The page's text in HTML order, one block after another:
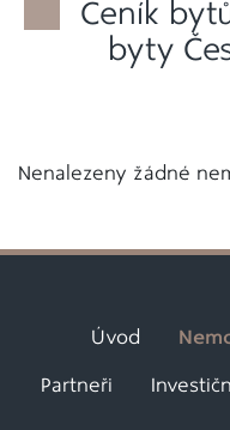
Ceník
byty
Nenalezeny žádné
Úvod
Partneři